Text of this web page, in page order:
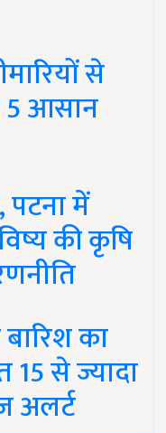
से
5 आसान
में
की कृषि
का
15 से ज्यादा
अलर्ट